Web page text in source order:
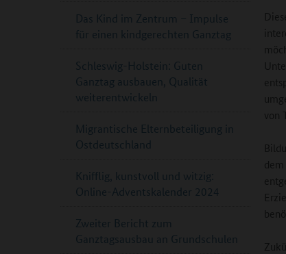
von
Das Kind im Zentrum – Impulse
für einen kindgerechten Ganztag
Schleswig-Holstein: Guten
Ganztag ausbauen, Qualität
weiterentwickeln
Migrantische Elternbeteiligung in
Ostdeutschland
Knifflig, kunstvoll und witzig:
Online-Adventskalender 2024
Zweiter Bericht zum
Ganztagsausbau an Grundschulen